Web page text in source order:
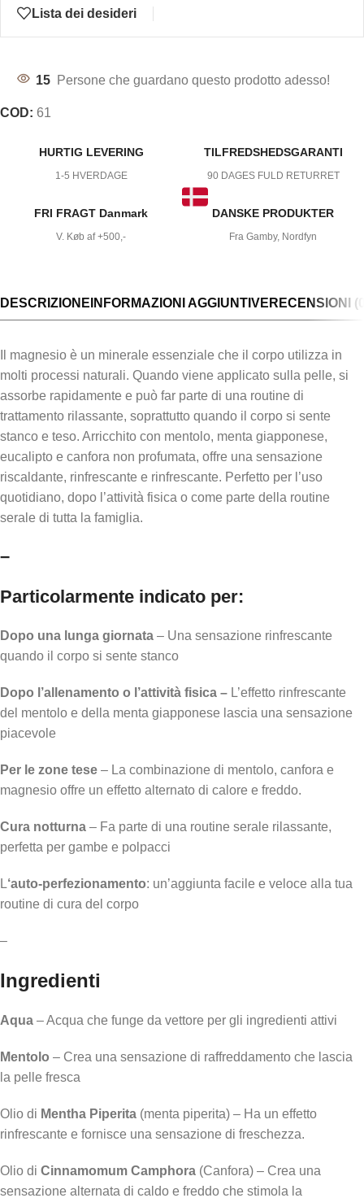
Lista dei desideri
15 Persone che guardano questo prodotto adesso!
COD: 61
HURTIG LEVERING
1-5 HVERDAGE
TILFREDSHEDSGARANTI
90 DAGES FULD RETURRET
FRI FRAGT Danmark
V. Køb af +500,-
DANSKE PRODUKTER
Fra Gamby, Nordfyn
DESCRIZIONE INFORMAZIONI AGGIUNTIVE RECENSIONI
Il magnesio è un minerale essenziale che il corpo utilizza in
molti processi naturali. Quando viene applicato sulla pelle, si
assorbe rapidamente e può far parte di una routine di
trattamento rilassante, soprattutto quando il corpo si sente
stanco e teso. Arricchito con mentolo, menta giapponese,
eucalipto e canfora non profumata, offre una sensazione
riscaldante, rinfrescante e rinfrescante. Perfetto per l’uso
quotidiano, dopo l’attività fisica o come parte della routine
serale di tutta la famiglia.
–
Particolarmente indicato per:
Dopo una lunga giornata – Una sensazione rinfrescante
quando il corpo si sente stanco
Dopo l’allenamento o l’attività fisica – L’effetto rinfrescante
del mentolo e della menta giapponese lascia una sensazione
piacevole
Per le zone tese – La combinazione di mentolo, canfora e
magnesio offre un effetto alternato di calore e freddo.
Cura notturna – Fa parte di una routine serale rilassante,
perfetta per gambe e polpacci
L‘auto-perfezionamento: un’aggiunta facile e veloce alla tua
routine di cura del corpo
–
Ingredienti
Aqua – Acqua che funge da vettore per gli ingredienti attivi
Mentolo – Crea una sensazione di raffreddamento che lascia
la pelle fresca
Olio di Mentha Piperita (menta piperita) – Ha un effetto
rinfrescante e fornisce una sensazione di freschezza.
Olio di Cinnamomum Camphora (Canfora) – Crea una
sensazione alternata di caldo e freddo che stimola la